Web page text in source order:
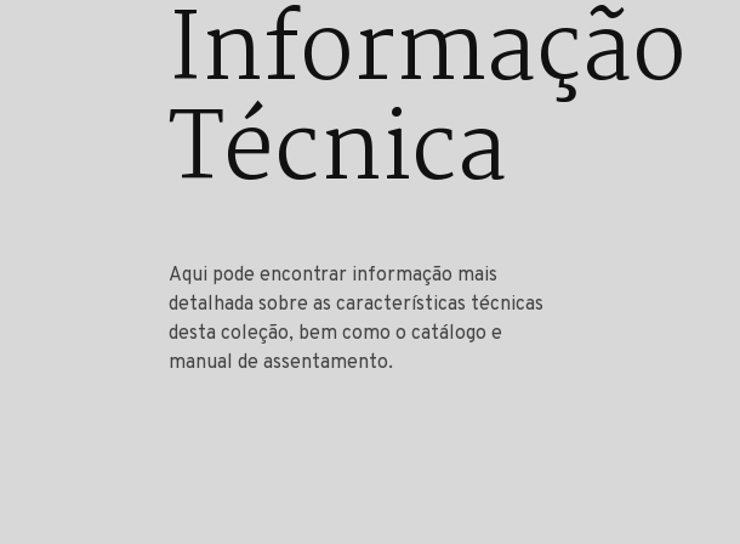
Informação
Técnica
Aqui pode encontrar informação mais
detalhada sobre as características técnicas
desta coleção, bem como o catálogo e
manual de assentamento.